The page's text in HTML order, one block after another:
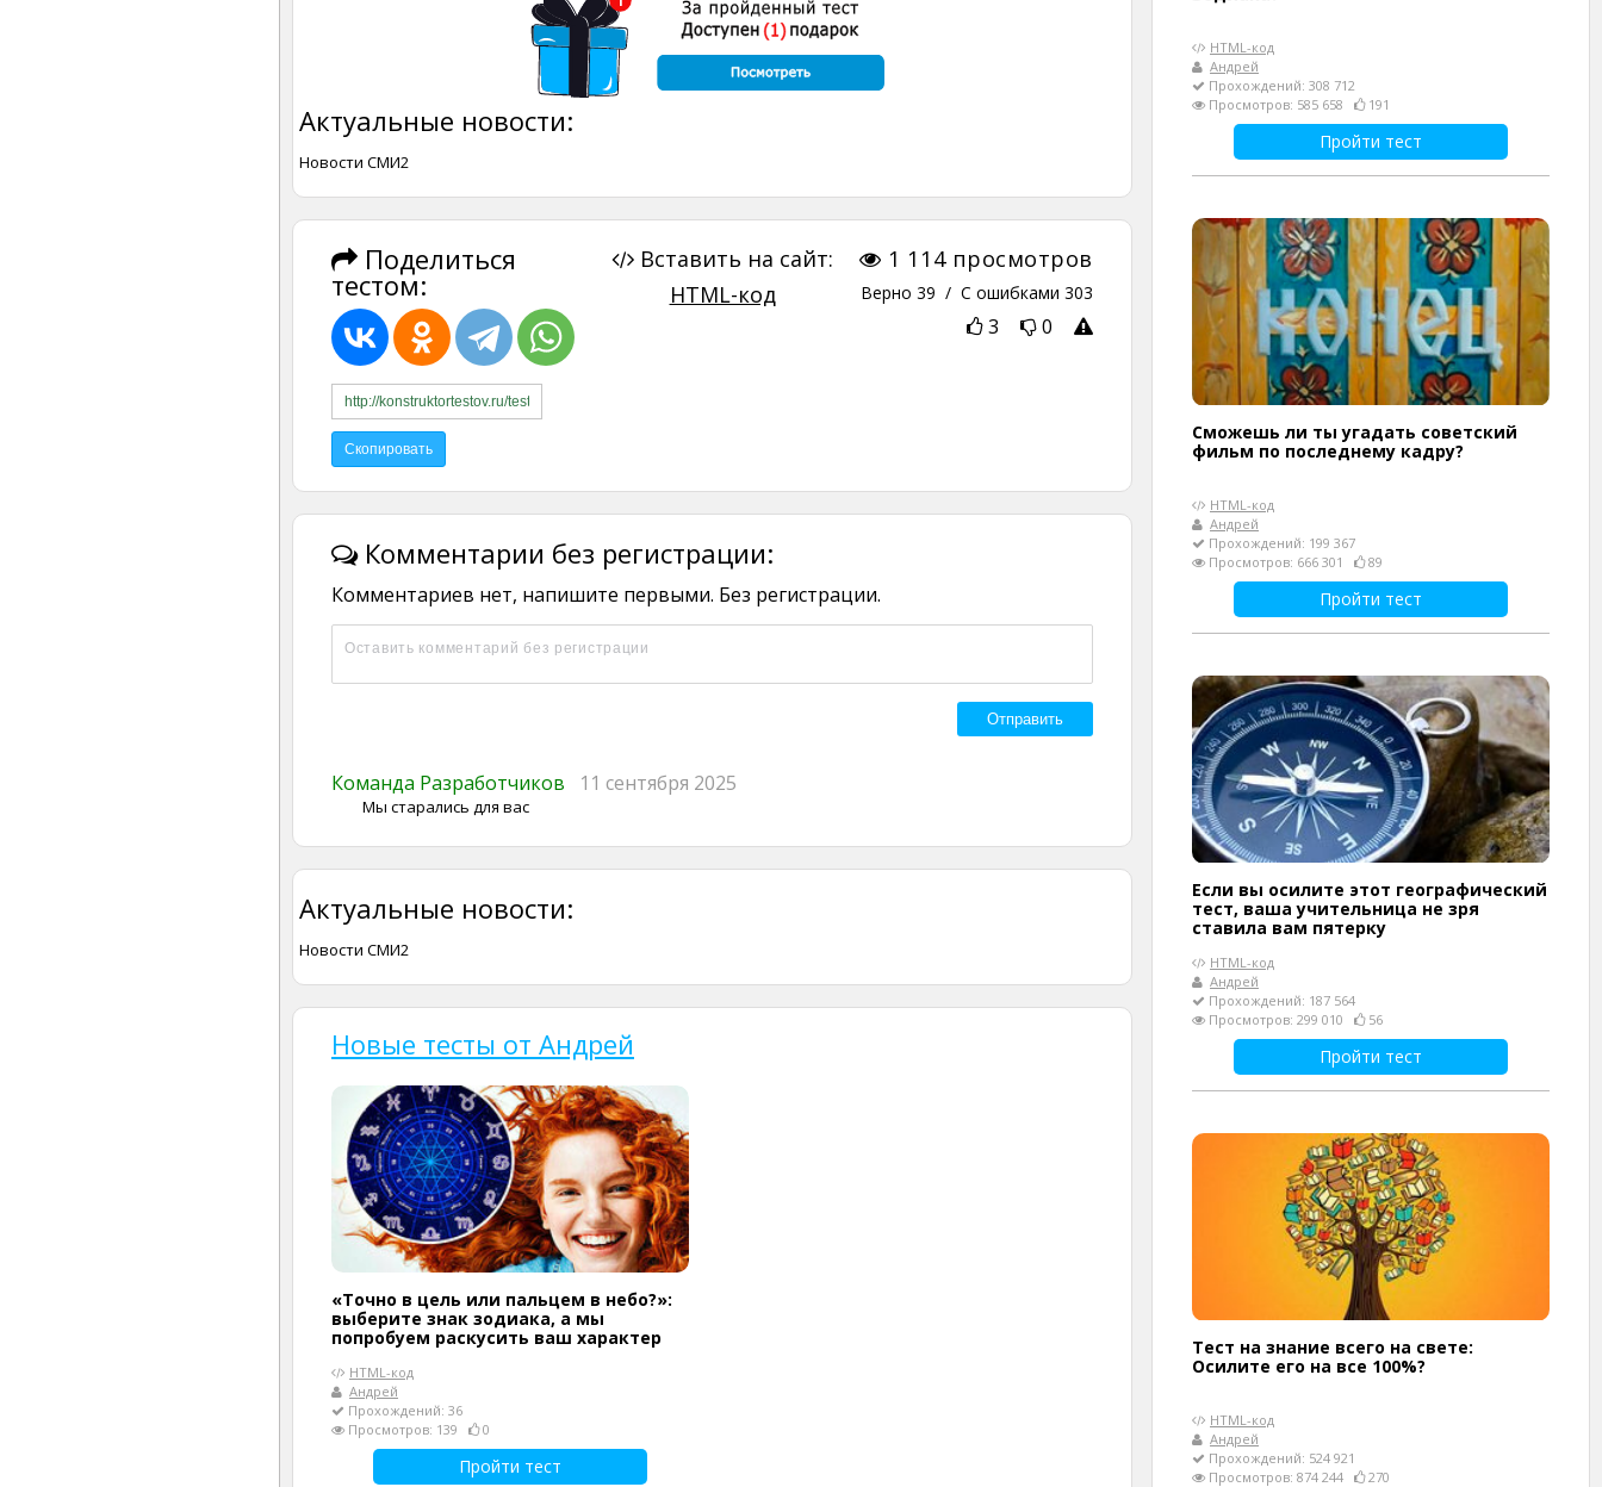
Актуальные новости:
Новости СМИ2
Поделиться
тестом:
1 114просмотров
Верно 39 / С ошибками 303
3 0
Вставить на сайт:
HTML-код
Комментарии без регистрации:
Комментариев нет, напишите первыми. Без регистрации.
Команда Разработчиков 11 сентября 2025
Мы старались для вас
Актуальные новости:
Новости СМИ2
Новые тесты от Андрей
«Точно в цель или пальцем в небо?»:
выберите знак зодиака, а мы
попробуем раскусить ваш характер
HTML-код
Андрей
Прохождений: 36
Просмотров: 139
0
Пройти тест
HTML-код
Андрей
Прохождений: 308 712
Просмотров: 585 658
191
Пройти тест
Сможешь ли ты угадать советский
фильм по последнему кадру?
HTML-код
Андрей
Прохождений: 199 367
Просмотров: 666 301
89
Пройти тест
Если вы осилите этот географический
тест, ваша учительница не зря
ставила вам пятерку
HTML-код
Андрей
Прохождений: 187 564
Просмотров: 299 010
56
Пройти тест
Тест на знание всего на свете:
Осилите его на все 100%?
HTML-код
Андрей
Прохождений: 524 921
Просмотров: 874 244
270